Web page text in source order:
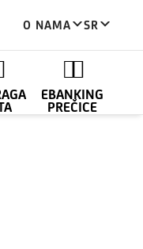
O NAMA SR
EBANKING
PREČICE